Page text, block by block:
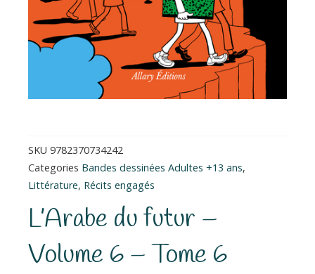
SKU 9782370734242
Categories Bandes dessinées Adultes +13 ans,
Littérature, Récits engagés
L’Arabe du futur –
Volume 6 – Tome 6